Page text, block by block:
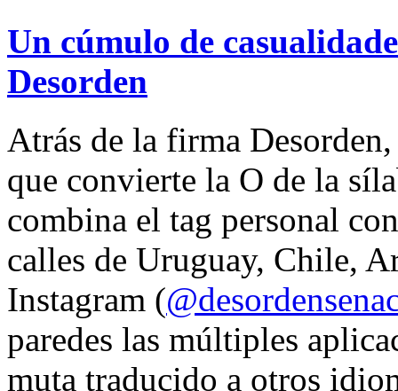
Un cúmulo de
Desorden
Atrás de la firma
que convierte la O de la
combina el tag personal
calles de Uruguay, Chile,
Instagram (
paredes las múltiples
muta traducido a otros